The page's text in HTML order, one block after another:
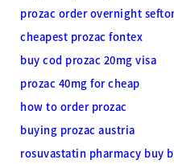
prozac order overnight
cheapest prozac fontex
buy cod prozac 20mg visa
prozac 40mg for cheap
how to order prozac
buying prozac austria
rosuvastatin pharmacy buy